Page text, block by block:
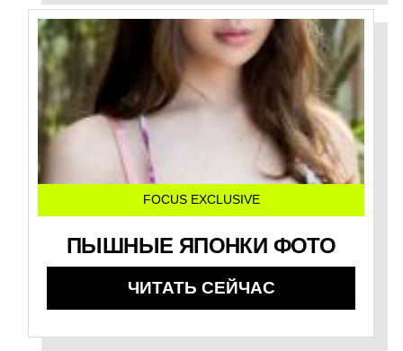
FOCUS EXCLUSIVE
ПЫШНЫЕ ЯПОНКИ ФОТО
ЧИТАТЬ СЕЙЧАС